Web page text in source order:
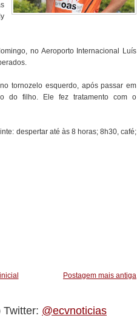
no Aeroporto Internacional Luís
tornozelo esquerdo, após passar em
do filho. Ele fez tratamento com o
despertar até às 8 horas; 8h30, café;
Postagem mais antiga
Twitter: @ecvnoticias